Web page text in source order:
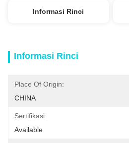
Informasi Rinci
Informasi Rinci
Place Of Origin:
CHINA
Sertifikasi:
Available